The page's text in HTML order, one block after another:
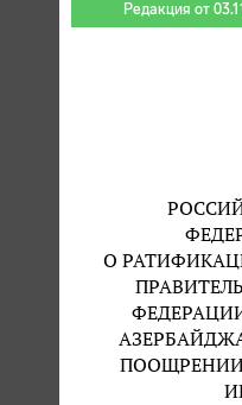
Редакция от
О